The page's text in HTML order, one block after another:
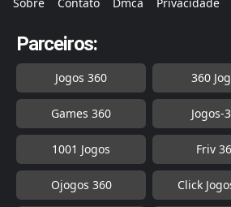
Sobre Contato Dmca Privacidade
Parceiros:
Jogos 360 360
Games 360 Jogos-
1001 Jogos Friv
Ojogos 360 Click